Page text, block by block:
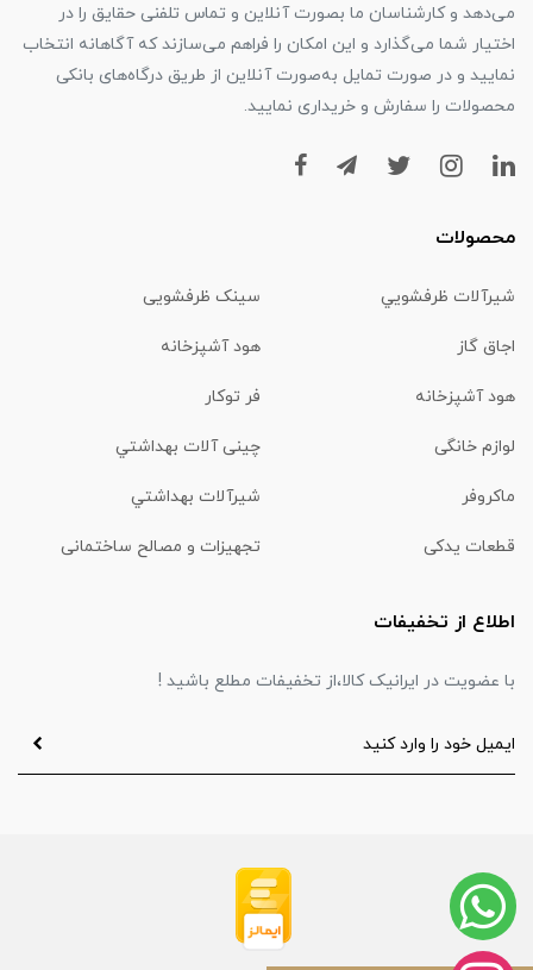
می‌دهد و کارشناسان ما بصورت آنلاین و تماس تلفنی حقایق را در
اختیار شما می‌گذارد و این امکان را فراهم می‌سازند که آگاهانه انتخاب
نمایید و در صورت تمایل به‌صورت آنلاین از طریق درگاه‌های بانکی
محصولات را سفارش و خریداری نمایید.
محصولات
شیرآلات ظرفشويي سینک ظرفشویی
اجاق گاز هود آشپزخانه
هود آشپزخانه فر توکار
لوازم خانگی چینی آلات بهداشتي
ماكروفر شیرآلات بهداشتي
قطعات یدکی تجهیزات و مصالح ساختمانی
اطلاع از تخفیفات
با عضویت در ایرانیک کالا،از تخفیفات مطلع باشید !